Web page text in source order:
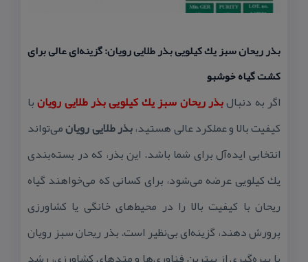
بذر ریحان سبز یك كیلویی بذر طلایی رویان: گزینه‌ای عالی برای
كشت گیاه خوشبو
اگر به دنبالبذر ریحان سبز یك كیلویی بذر طلایی رویانبا
كیفیت بالا و عملكرد عالی هستید،بذر طلایی رویانمی‌تواند
انتخابی ایده‌آل برای شما باشد. این بذر، كه در بسته‌بندی
یك كیلویی عرضه می‌شود، برای كسانی كه می‌خواهند گیاه
ریحان با كیفیت بالا را در محیط‌های خانگی یا كشاورزی
پرورش دهند، گزینه‌ای بی‌نظیر است. بذر ریحان سبز رویان